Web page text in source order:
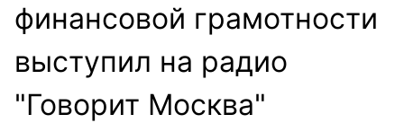
финансовой грамотности
выступил на радио
"Говорит Москва"